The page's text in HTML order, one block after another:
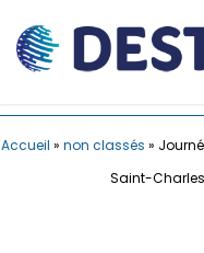
Accueil » non classés »
Saint-Charles